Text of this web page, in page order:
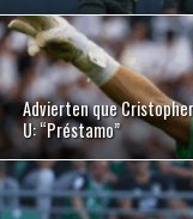
Advierten que
U: “Préstamo”